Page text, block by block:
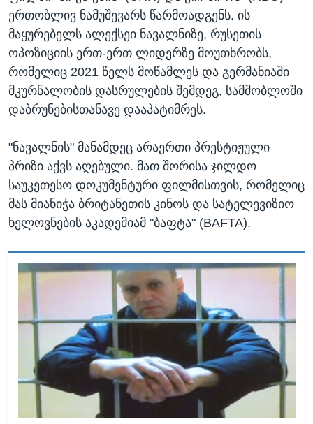
ერთობლივ ნამუშევარს წარმოადგენს. ის
მაყურებელს ალექსეი ნავალნიზე, რუსეთის
ოპოზიციის ერთ-ერთ ლიდერზე მოუთხრობს,
რომელიც 2021 წელს მოწამლეს და გერმანიაში
მკურნალობის დასრულების შემდეგ, სამშობლოში
დაბრუნებისთანავე დააპატიმრეს.
"ნავალნის" მანამდეც არაერთი პრესტიჟული
პრიზი აქვს აღებული. მათ შორისა ჯილდო
საუკეთესო დოკუმენტური ფილმისთვის, რომელიც
მას მიანიჭა ბრიტანეთის კინოს და სატელევიზიო
ხელოვნების აკადემიამ "ბაფტა" (BAFTA).